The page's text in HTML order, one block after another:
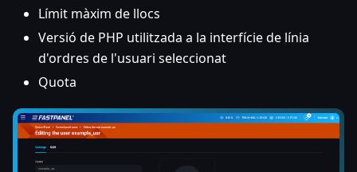
Límit màxim de llocs
Versió de PHP utilitzada a la interfície de línia
d'ordres de l'usuari seleccionat
Quota